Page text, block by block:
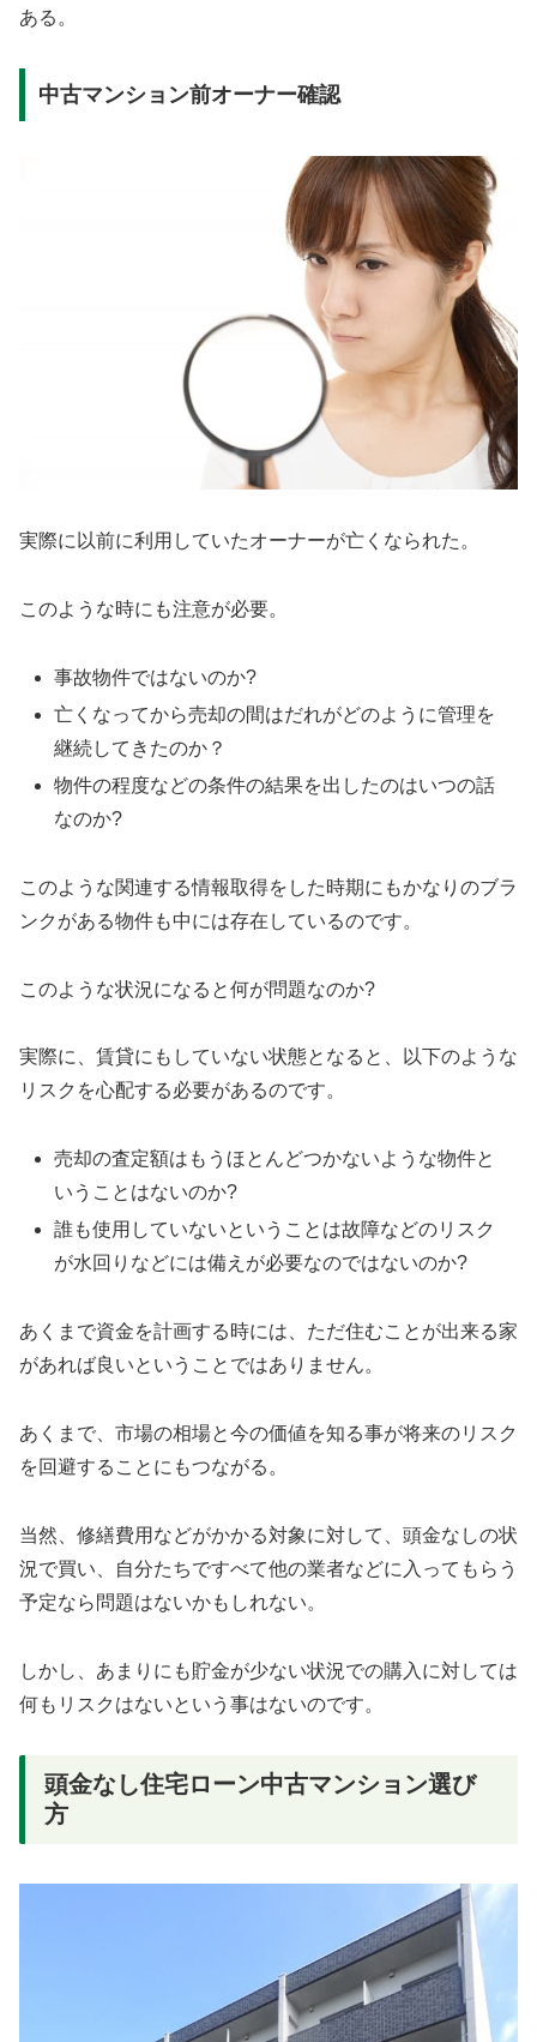
ある。
中古マンション前オーナー確認
実際に以前に利用していたオーナーが亡くなられた。
このような時にも注意が必要。
事故物件ではないのか?
亡くなってから売却の間はだれがどのように管理を
継続してきたのか？
物件の程度などの条件の結果を出したのはいつの話
なのか?
このような関連する情報取得をした時期にもかなりのブラ
ンクがある物件も中には存在しているのです。
このような状況になると何が問題なのか?
実際に、賃貸にもしていない状態となると、以下のような
リスクを心配する必要があるのです。
売却の査定額はもうほとんどつかないような物件と
いうことはないのか?
誰も使用していないということは故障などのリスク
が水回りなどには備えが必要なのではないのか?
あくまで資金を計画する時には、ただ住むことが出来る家
があれば良いということではありません。
あくまで、市場の相場と今の価値を知る事が将来のリスク
を回避することにもつながる。
当然、修繕費用などがかかる対象に対して、頭金なしの状
況で買い、自分たちですべて他の業者などに入ってもらう
予定なら問題はないかもしれない。
しかし、あまりにも貯金が少ない状況での購入に対しては
何もリスクはないという事はないのです。
頭金なし住宅ローン中古マンション選び
方